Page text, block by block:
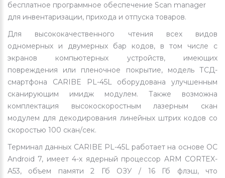
бесплатное программное обеспечение Scan manager
для инвентаризации, прихода и отпуска товаров.
Для высококачественного чтения всех видов
одномерных и двумерных бар кодов, в том числе с
экранов компьютерных устройств, имеющих
повреждения или пленочное покрытие, модель ТСД-
смартфона CARIBE PL-45L оборудована улучшенным
сканирующим имидж модулем. Также возможна
комплектация высокоскоростным лазерным скан
модулем для декодирования линейных штрих кодов со
скоростью 100 скан/сек.
Терминал данных CARIBE PL-45L работает на основе ОС
Android 7, имеет 4-х ядерный процессор ARM CORTEX-
A53, объем памяти 2 Гб ОЗУ / 16 Гб флэш, что